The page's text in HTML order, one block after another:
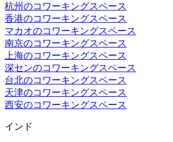
杭州のコワーキングスペース
香港のコワーキングスペース
マカオのコワーキングスペース
南京のコワーキングスペース
上海のコワーキングスペース
深センのコワーキングスペース
台北のコワーキングスペース
天津のコワーキングスペース
西安のコワーキングスペース
インド